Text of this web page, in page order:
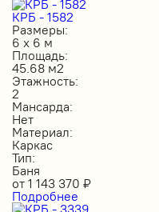
КРБ - 1582
Размеры:
6 х 6 м
Площадь:
45.68 м2
Этажность:
2
Мансарда:
Нет
Материал:
Каркас
Тип:
Баня
от 1 143 370 ₽
Подробнее